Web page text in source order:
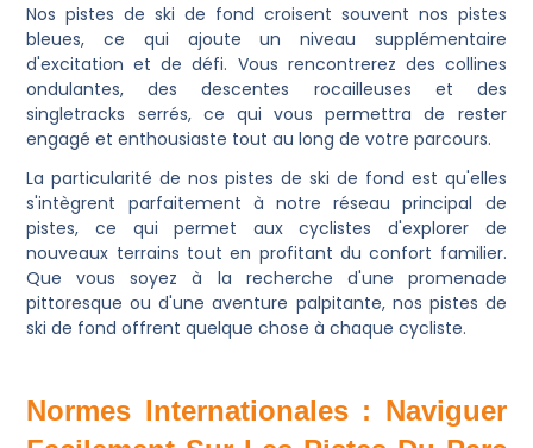
Nos pistes de ski de fond croisent souvent nos pistes
bleues, ce qui ajoute un niveau supplémentaire
d'excitation et de défi. Vous rencontrerez des collines
ondulantes, des descentes rocailleuses et des
singletracks serrés, ce qui vous permettra de rester
engagé et enthousiaste tout au long de votre parcours.
La particularité de nos pistes de ski de fond est qu'elles
s'intègrent parfaitement à notre réseau principal de
pistes, ce qui permet aux cyclistes d'explorer de
nouveaux terrains tout en profitant du confort familier.
Que vous soyez à la recherche d'une promenade
pittoresque ou d'une aventure palpitante, nos pistes de
ski de fond offrent quelque chose à chaque cycliste.
Normes Internationales : Naviguer